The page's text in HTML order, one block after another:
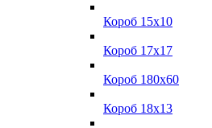
Короб 15x10
Короб 17х17
Короб 180x60
Короб 18x13